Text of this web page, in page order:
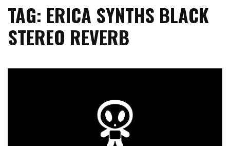
TAG: ERICA SYNTHS BLACK
STEREO REVERB